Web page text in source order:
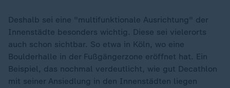
Deshalb sei eine "multifunktionale Ausrichtung" der
Innenstädte besonders wichtig. Diese sei vielerorts
auch schon sichtbar. So etwa in Köln, wo eine
Boulderhalle in der Fußgängerzone eröffnet hat. Ein
Beispiel, das nochmal verdeutlicht, wie gut Decathlon
mit seiner Ansiedlung in den Innenstädten liegen